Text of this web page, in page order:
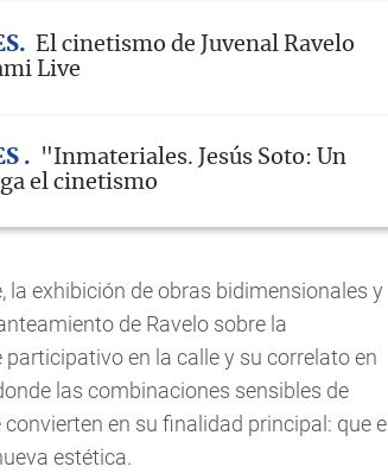
El cinetismo de Juvenal Ravelo
Live
"Inmateriales. Jesús Soto: Un
el cinetismo
exhibición de obras bidimensionales y
de Ravelo sobre la
en la calle y su correlato en
las combinaciones sensibles de
en su finalidad principal: que el
estética.